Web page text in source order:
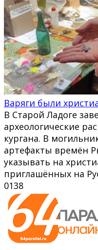
Варяги были
В Старой Ладоге
археологические
кургана. В
артефакты времён
указывать на
приглашённых на
0138